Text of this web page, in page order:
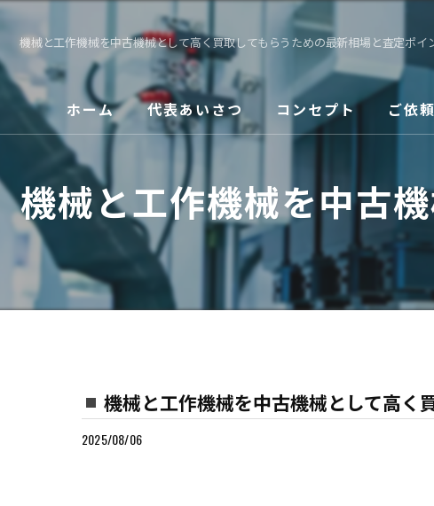
機械と工作機械を中古機械として高く買取してもらうための最新相場と査定ポイ
ホーム 代表あいさつ コンセプト ご依
機械と工作機械を中古
機械と工作機械を中古機械として高く
2025/08/06